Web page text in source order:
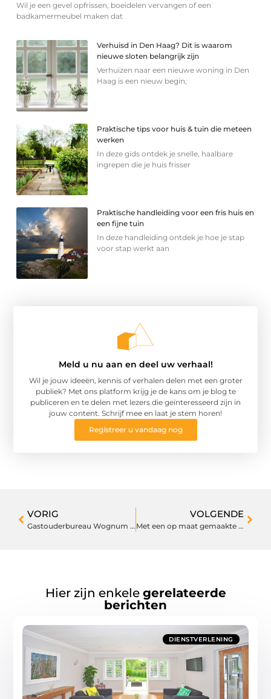
Wil je een gevel opfrissen, boeidelen vervangen of een
badkamermeubel maken dat
Verhuisd in Den Haag? Dit is waarom
nieuwe sloten belangrijk zijn
Verhuizen naar een nieuwe woning in Den
Haag is een nieuw begin,
Praktische tips voor huis & tuin die meteen
werken
In deze gids ontdek je snelle, haalbare
ingrepen die je huis frisser
Praktische handleiding voor een fris huis en
een fijne tuin
In deze handleiding ontdek je hoe je stap
voor stap werkt aan
Meld u nu aan en deel uw verhaal!
Wil je jouw ideeën, kennis of verhalen delen met een groter
publiek? Met ons platform krijg je de kans om je blog te
publiceren en te delen met lezers die geïnteresseerd zijn in
jouw content. Schrijf mee en laat je stem horen!
Registreer u vandaag nog
VORIG
Gastouderbureau Wognum helpt je om de perfecte match te vinden voor jouw kinderen
VOLGENDE
Met een op maat gemaakte trilzeef kan bijna elk materiaal gescheiden worden
Hier zijn enkele gerelateerde
berichten
DIENSTVERLENING